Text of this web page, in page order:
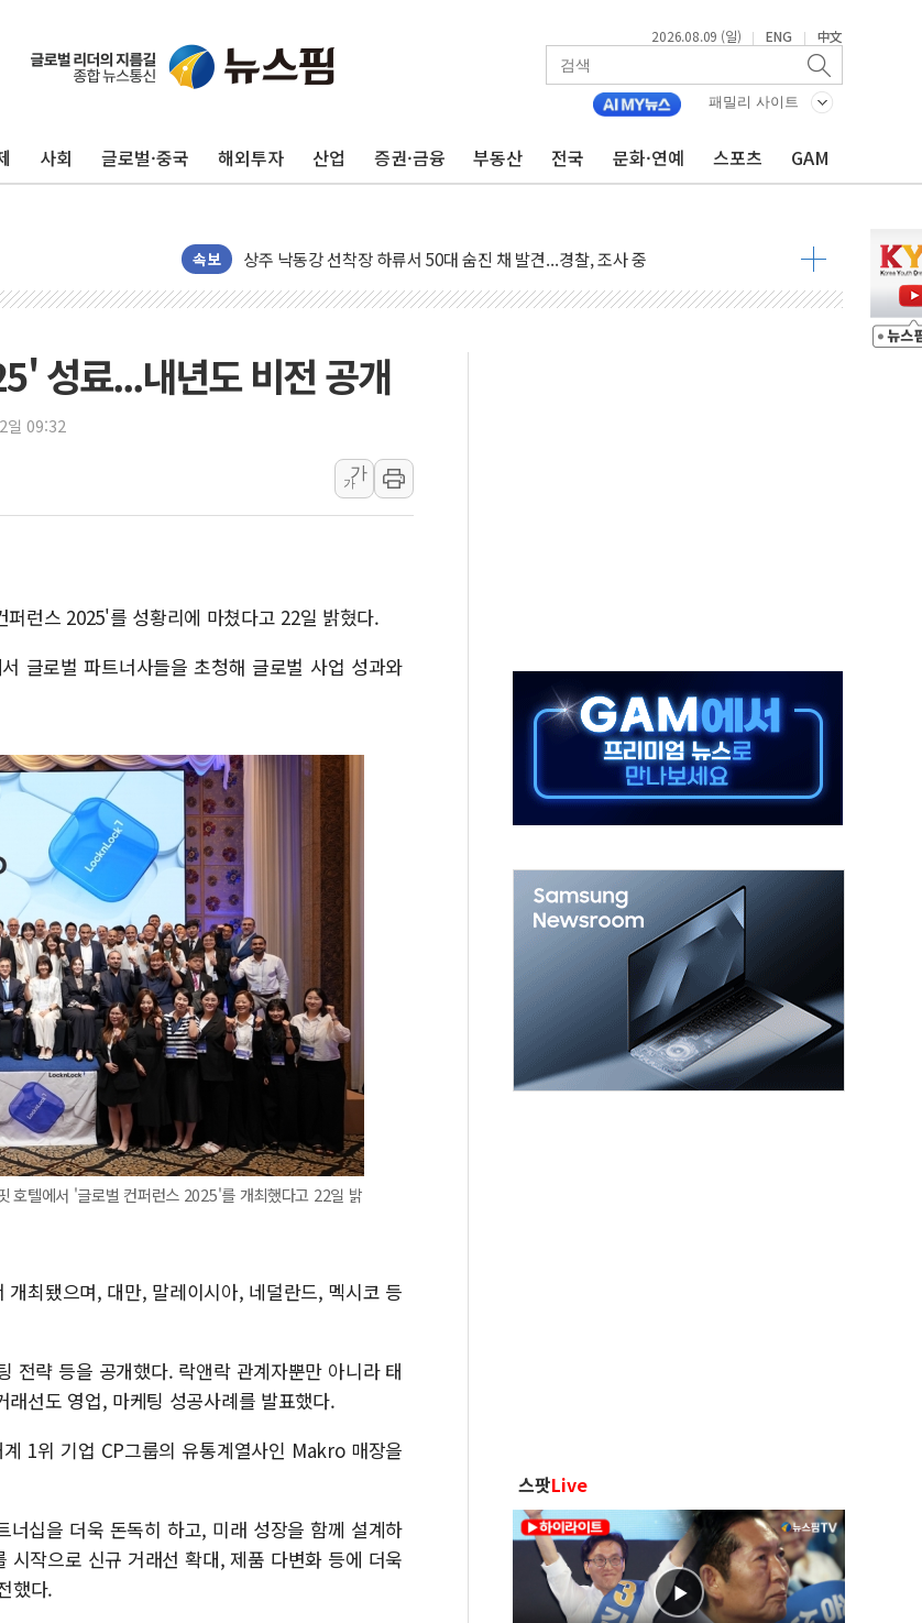
2026.08.09 (일) | ENG | 中文
패밀리 사이트
사회 글로벌·중국 해외투자 산업 증권·금융 부동산 전국 문화·연예 스포츠 GAM
속보
평택 진위면 공장서 작업 중 사고 발생…작업자 1명 숨져
포항 블루밸리 국가산단에 '철강 AI융합실증센터' 들어선다
[종합] 김민석, 정청래에 누적 1.48%p 차 선두 유지...金 46.01% vs 鄭 44.53%
민주당 경북도당위원장에 오중기 당선...합산득표율 68.63%
김민석, 강원·대구·경북 경선서 정청래에 승리…金 48.54% vs 鄭 44.40%
[속보] 민주, 강원·대구·경북 경선 결과...김민석 48.54% 정청래 44.40%
[속보] 민주, 대구 경선 결과 발표...정청래 47.82% 김민석 46.35% 송영길 5.83%
[속보] 민주, 강원 경선 결과 발표...김민석 50.30% 정청래 41.94% 송영길 7.76%
정재헌 CEO, SKT 장기고객 400명 맞이…"마음 잇는 시간 되길"
인천시 광복절 현수막 '태극기 거꾸로' 논란…이틀만에 철거
병무청, 보충역 전면 손질… 예술·체육요원 최대 33% 감축
홈플러스發 대형마트 판매, 역대 최대폭 감소한 9.4%↓…유통업계 양극화 심화
윤준병·이해민 의원, '정부 특사'로 콜롬비아 대통령 취임식 참석
'호우·산사태 주의보' 울진 시간당 30mm 강한 비...호우 피해 없어
성료...내년도 비전 공개
일 09:32
가
가
런스 2025'를 성황리에 마쳤다고 22일 밝혔다.
글로벌 파트너사들을 초청해 글로벌 사업 성과와
호텔에서 '글로벌 컨퍼런스 2025'를 개최했다고 22일 밝
최됐으며, 대만, 말레이시아, 네덜란드, 멕시코 등
전략 등을 공개했다. 락앤락 관계자뿐만 아니라 태
선도 영업, 마케팅 성공사례를 발표했다.
1위 기업 CP그룹의 유통계열사인 Makro 매장을
십을 더욱 돈독히 하고, 미래 성장을 함께 설계하
작으로 신규 거래선 확대, 제품 다변화 등에 더욱
했다.
스팟Live